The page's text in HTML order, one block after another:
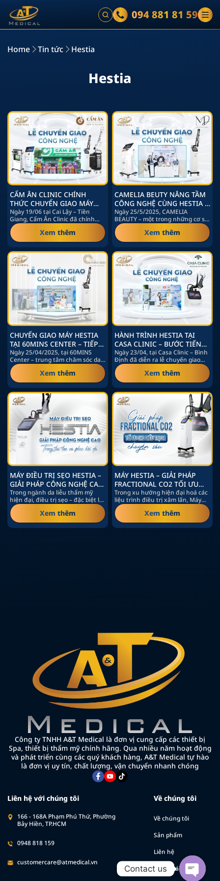
094 881 81 59
Home Tin tức Hestia
Hestia
CẨM ÂN CLINIC CHÍNH
THỨC CHUYỂN GIAO MÁY
ANDY & HESTIA – NÂNG TẦM
ĐIỀU TRỊ THẨM MỸ CÔNG
NGHỆ CAO
Ngày 19/06 tại Cai Lậy – Tiền
Giang, Cẩm Ân Clinic đã chính
thức chuyển giao và…
Xem thêm
CAMELIA BEUTY NÂNG TẦM
CÔNG NGHỆ CÙNG HESTIA &
AT-06
Ngày 25/5/2025, CAMELIA
BEAUTY – một trong những cơ sở
thẩm mỹ tiêu chuẩn cao tại
TP.HCM…
Xem thêm
CHUYỂN GIAO MÁY HESTIA
TẠI 60MINS CENTER – TIẾP
NỐI SỨ MỆNH CHĂM SÓC
DA TOÀN DIỆN
Ngày 25/04/2025, tại 60MINS
Center – trung tâm chăm sóc da
cao cấp tọa lạc giữa lòng…
Xem thêm
HÀNH TRÌNH HESTIA TẠI
CASA CLINIC – BƯỚC TIẾN
MỚI TRONG CÔNG NGHỆ
ĐIỀU TRỊ DA
Ngày 23/04, tại Casa Clinic – Bình
Định đã diễn ra lễ chuyển giao
chính thức thiết…
Xem thêm
MÁY ĐIỀU TRỊ SẸO HESTIA –
GIẢI PHÁP CÔNG NGHỆ CAO
TRONG TÁI TẠO VÀ PHỤC
HỒI DA
Trong ngành da liễu thẩm mỹ
hiện đại, điều trị sẹo – đặc biệt là
sẹo rỗ…
Xem thêm
MÁY HESTIA – GIẢI PHÁP
FRACTIONAL CO2 TỐI ƯU
CHO ĐIỀU TRỊ DA CHUYÊN
SÂU
Trong xu hướng hiện đại hoá các
liệu trình điều trị xâm lấn, Máy
Hestia – thiết…
Xem thêm
Liên hệ với chúng tôi
166 - 168A Phạm Phú Thứ, Phường
Bảy Hiền, TP.HCM
0948 818 159
customercare@atmedical.vn
Công ty TNHH A&T Medical là đơn vị cung cấp các thiết bị
Spa, thiết bị thẩm mỹ chính hãng. Qua nhiều năm hoạt động
và phát triển cùng các quý khách hàng, A&T Medical tự hào
là đơn vị uy tín, chất lượng, vận chuyển nhanh chóng
Về chúng tôi
Về chúng tôi
Sản phẩm
Liên hệ
Chính sách
Contact us